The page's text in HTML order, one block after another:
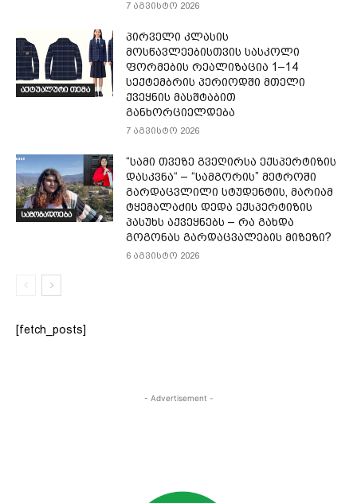
7 აგვისტო 2026
აქტუალური თემა
პირველი კლასის
მოსწავლეებისთვის სასკოლი
ფორმების რეალიზაცია 1–14
სექტემბრის პერიოდში მთელი
ქვეყნის მასშტაბით
განხორციელდება
7 აგვისტო 2026
საზოგადოება
“სამი თვე­ზე გვე­ღირ­სა ექ­სპერ­ტი­ზის
დას­კვნა“ – “სამგორის” მეტროში
გარდაცვლილი სტუდენტის, მარიამ
ტყემალაძის დედა ექსპერტიზის
პასუხს აქვეყნებს – რა გახდა
გოგონას გარდაცვალების მიზეზი?
6 აგვისტო 2026
[fetch_posts]
- Advertisement -